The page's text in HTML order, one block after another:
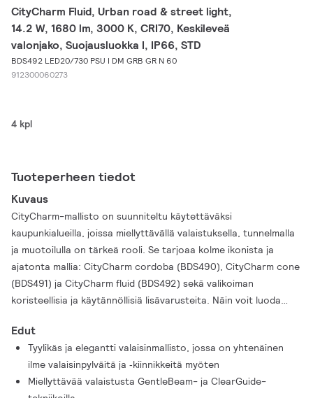
CityCharm Fluid, Urban road & street light,
14.2 W, 1680 lm, 3000 K, CRI70, Keskileveä
valonjako, Suojausluokka I, IP66, STD
BDS492 LED20/730 PSU I DM GRB GR N 60
912300060273
4 kpl
Tuoteperheen tiedot
Kuvaus
CityCharm-mallisto on suunniteltu käytettäväksi
kaupunkialueilla, joissa miellyttävällä valaistuksella, tunnelmalla
ja muotoilulla on tärkeä rooli. Se tarjoaa kolme ikonista ja
ajatonta mallia: CityCharm cordoba (BDS490), CityCharm cone
(BDS491) ja CityCharm fluid (BDS492) sekä valikoiman
koristeellisia ja käytännöllisiä lisävarusteita. Näin voit luoda
päivällä että yöllä. Valitsetpa sitten cordoba-, cone- tai fluid-
tyypin LED-valot, CityCharm tarjoaa korkean tason visuaalista
mukavuutta sekä erinomaista suorituskykyä. Valittavanasi on
kaksi innovatiivista valaistustekniikkaa: GentleBeam, joka
Edut
Tyylikäs ja elegantti valaisinmallisto, jossa on yhtenäinen
ilme valaisinpylväitä ja ‑kiinnikkeitä myöten
Miellyttävää valaistusta GentleBeam- ja ClearGuide-